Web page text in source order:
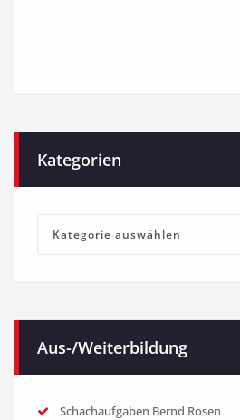
Kategorien
Kategorien
Aus-/Weiterbildung
Schachaufgaben Bernd Rosen